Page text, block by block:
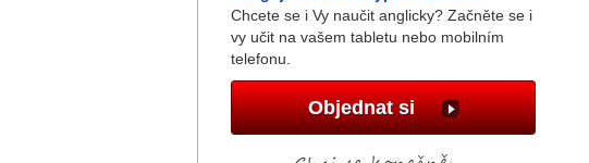
Chcete se i Vy naučit anglicky? Začněte se i
vy učit na vašem tabletu nebo mobilním
telefonu.
Objednat si